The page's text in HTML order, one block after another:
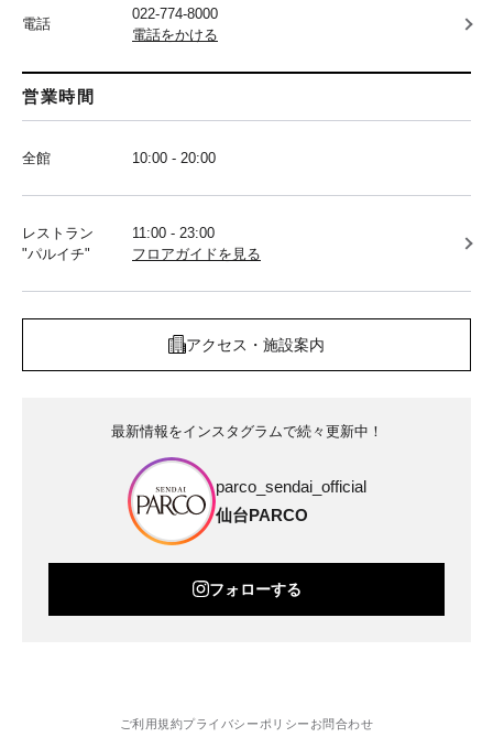
電話
022-774-8000
電話をかける
営業時間
全館 10:00 - 20:00
レストラン
"パルイチ"
11:00 - 23:00
フロアガイドを見る
アクセス・施設案内
最新情報をインスタグラムで続々更新中！
parco_sendai_official
仙台PARCO
フォローする
ご利用規約プライバシーポリシー お問合わせ